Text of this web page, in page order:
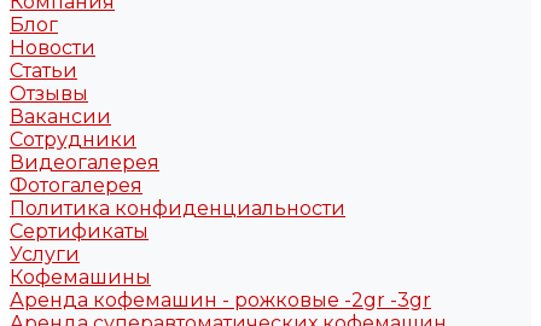
Блог
Новости
Статьи
Отзывы
Вакансии
Сотрудники
Видеогалерея
Фотогалерея
Политика конфиденциальности
Сертификаты
Услуги
Кофемашины
Аренда кофемашин - рожковые -2gr -3gr